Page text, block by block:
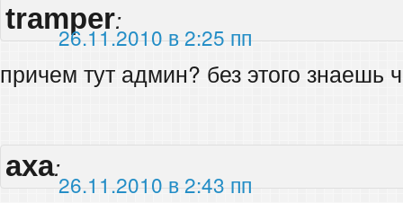
tramper:
26.11.2010 в 2:25 пп
причем тут админ? без этого знаешь
аха:
26.11.2010 в 2:43 пп